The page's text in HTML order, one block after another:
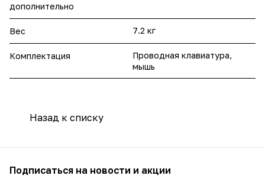
дополнительно
Вес 7.2 кг
Комплектация
Проводная клавиатура,
мышь
Назад к списку
Подписаться на новости и акции